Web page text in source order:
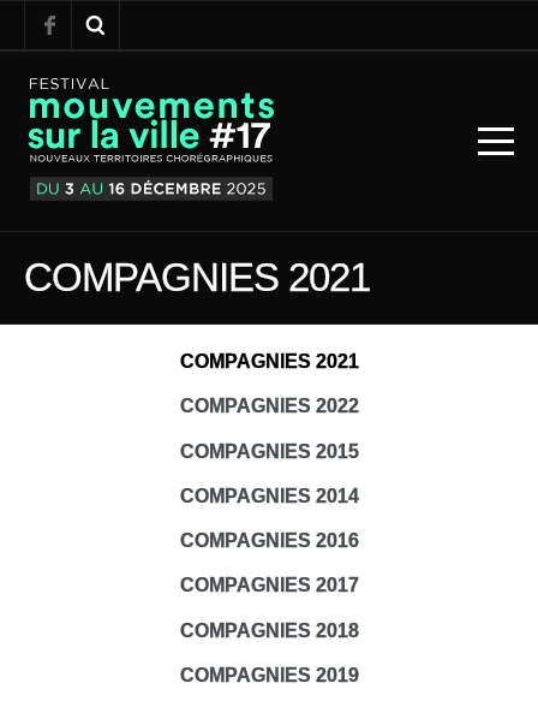
COMPAGNIES 2021
COMPAGNIES 2021
COMPAGNIES 2022
COMPAGNIES 2015
COMPAGNIES 2014
COMPAGNIES 2016
COMPAGNIES 2017
COMPAGNIES 2018
COMPAGNIES 2019